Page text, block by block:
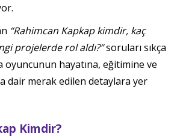
“Rahimcan Kapkap kimdir, kaç
projelerde rol aldı?”soruları sıkça
oyuncunun hayatına, eğitimine ve
dair merak edilen detaylara yer
Kimdir?